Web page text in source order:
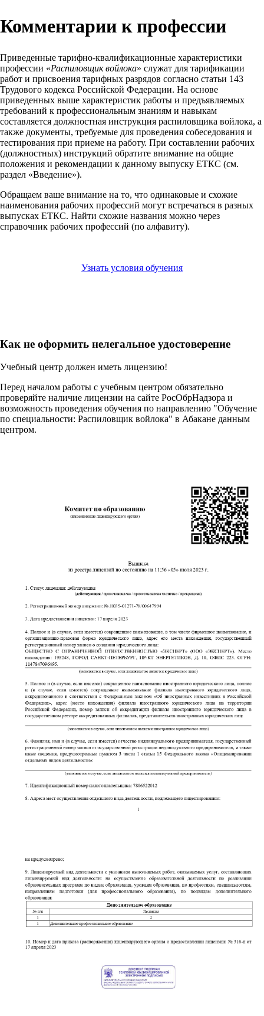
Комментарии к профессии
Приведенные тарифно-квалификационные характеристики
профессии «Распиловщик войлока» служат для тарификации
работ и присвоения тарифных разрядов согласно статьи 143
Трудового кодекса Российской Федерации. На основе
приведенных выше характеристик работы и предъявляемых
требований к профессиональным знаниям и навыкам
составляется должностная инструкция распиловщика войлока, а
также документы, требуемые для проведения собеседования и
тестирования при приеме на работу. При составлении рабочих
(должностных) инструкций обратите внимание на общие
положения и рекомендации к данному выпуску ЕТКС (см.
раздел «Введение»).
Обращаем ваше внимание на то, что одинаковые и схожие
наименования рабочих профессий могут встречаться в разных
выпусках ЕТКС. Найти схожие названия можно через
справочник рабочих профессий (по алфавиту).
Узнать условия обучения
Как не оформить нелегальное удостоверение
Учебный центр должен иметь лицензию!
Перед началом работы с учебным центром обязательно
проверяйте наличие лицензии на сайте РосОбрНадзора и
возможность проведения обучения по направлению "Обучение
по специальности: Распиловщик войлока" в Абакане данным
центром.